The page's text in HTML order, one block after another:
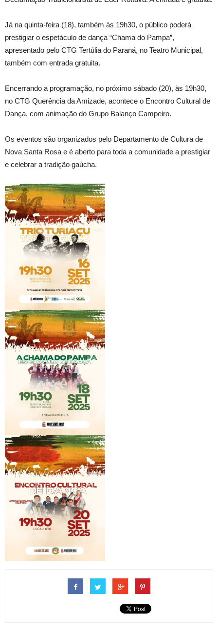
Já na quinta-feira (18), também às 19h30, o público poderá
prestigiar o espetáculo de dança “Chama do Pampa”,
apresentado pelo CTG Tertúlia do Paraná, no Teatro Municipal,
também com entrada gratuita.
Encerrando a programação, no próximo sábado (20), às 19h30,
no CTG Querência da Amizade, acontece o Encontro Cultural de
Dança, com animação do Grupo Balanço Campeiro.
Os eventos são organizados pelo Departamento de Cultura de
Nova Santa Rosa e é aberto para toda a comunidade a prestigiar
e celebrar a tradição gaúcha.